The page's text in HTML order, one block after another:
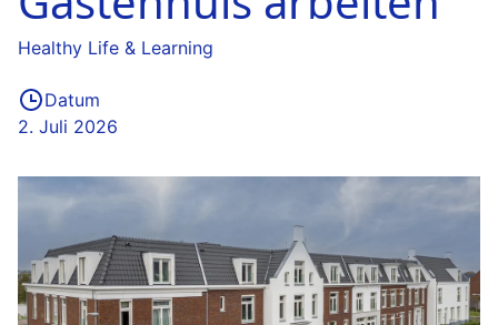
Healthy Life & Learning
Datum
2. Juli 2026